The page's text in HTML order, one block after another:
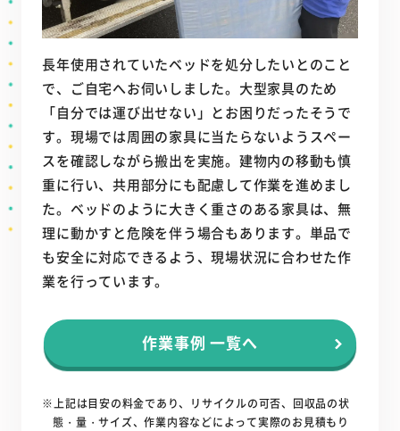
長年使用されていたベッドを処分したいとのこと
で、ご自宅へお伺いしました。大型家具のため
「自分では運び出せない」とお困りだったそうで
す。現場では周囲の家具に当たらないようスペー
スを確認しながら搬出を実施。建物内の移動も慎
重に行い、共用部分にも配慮して作業を進めまし
た。ベッドのように大きく重さのある家具は、無
理に動かすと危険を伴う場合もあります。単品で
も安全に対応できるよう、現場状況に合わせた作
業を行っています。
作業事例 一覧へ
※上記は目安の料金であり、リサイクルの可否、回収品の状
態・量・サイズ、作業内容などによって実際のお見積もり